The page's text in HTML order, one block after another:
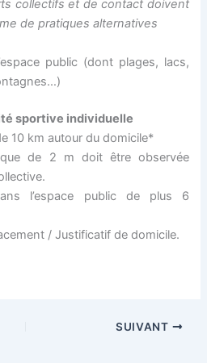
collectifs et de contact doivent
de pratiques alternatives
public (dont plages, lacs,
sportive individuelle
10 km autour du domicile*
de 2 m doit être observée
l’espace public de plus 6
/ Justificatif de domicile.
SUIVANT